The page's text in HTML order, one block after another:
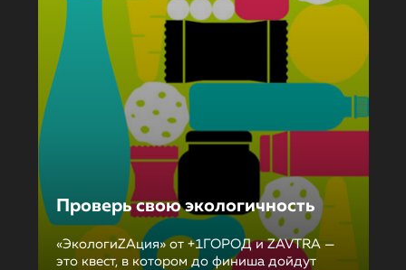
Проверь свою экологичность
«ЭкологиZAция» от +1ГОРОД и ZAVTRA —
это квест, в котором до финиша дойдут